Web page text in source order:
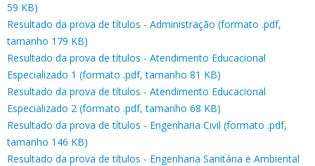
59 KB)
Resultado da prova de títulos - Administração (formato .pdf,
tamanho 179 KB)
Resultado da prova de títulos - Atendimento Educacional
Especializado 1 (formato .pdf, tamanho 81 KB)
Resultado da prova de títulos - Atendimento Educacional
Especializado 2 (formato .pdf, tamanho 68 KB)
Resultado da prova de títulos - Engenharia Civil (formato .pdf,
tamanho 146 KB)
Resultado da prova de títulos - Engenharia Sanitária e Ambiental